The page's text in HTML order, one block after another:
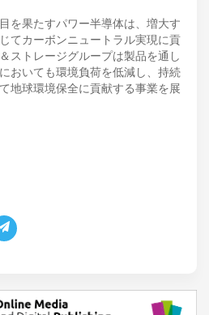
を果たすパワー半導体は、増大す
てカーボンニュートラル実現に貢
ストレージグループは製品を通し
おいても環境負荷を低減し、持続
地球環境保全に貢献する事業を展